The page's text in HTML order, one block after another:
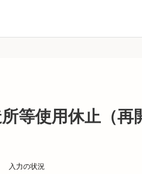
所等使用休止（再
入力の状況